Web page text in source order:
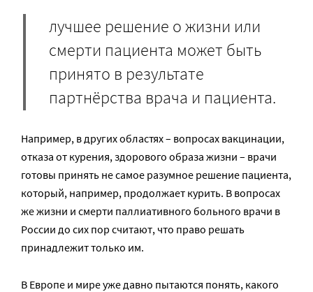
лучшее решение о жизни или
смерти пациента может быть
принято в результате
партнёрства врача и пациента.
Например, в других областях – вопросах вакцинации,
отказа от курения, здорового образа жизни – врачи
готовы принять не самое разумное решение пациента,
который, например, продолжает курить. В вопросах
же жизни и смерти паллиативного больного врачи в
России до сих пор считают, что право решать
принадлежит только им.
В Европе и мире уже давно пытаются понять, какого